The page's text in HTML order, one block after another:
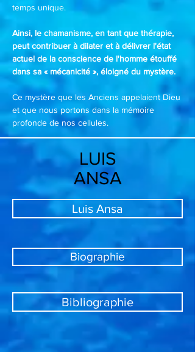
temps unique.
Ainsi, le chamanisme, en tant que thérapie,
peut contribuer à dilater et à délivrer l'état
actuel de la conscience de l'homme étouffé
dans sa « mécanicité », éloigné du mystère.
Ce mystère que les Anciens appelaient Dieu
et que nous portons dans la mémoire
profonde de nos cellules.
LUIS
ANSA
Luis Ansa
Biographie
Bibliographie